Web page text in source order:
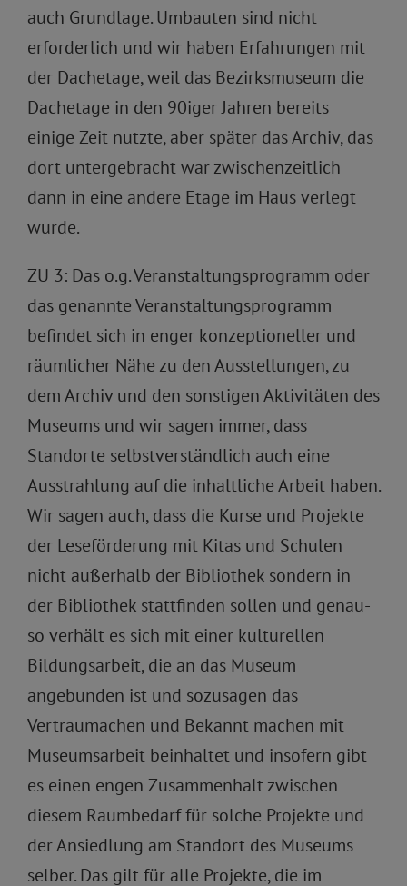
auch Grundlage. Umbauten sind nicht
erforderlich und wir haben Erfahrungen mit
der Dachetage, weil das Bezirksmuseum die
Dachetage in den 90iger Jahren bereits
einige Zeit nutzte, aber später das Archiv, das
dort untergebracht war zwischenzeitlich
dann in eine andere Etage im Haus verlegt
wurde.
ZU 3: Das o.g. Veranstaltungsprogramm oder
das genannte Veranstaltungsprogramm
befindet sich in enger konzeptioneller und
räumlicher Nähe zu den Ausstellungen, zu
dem Archiv und den sonstigen Aktivitäten des
Museums und wir sagen immer, dass
Standorte selbstverständlich auch eine
Ausstrahlung auf die inhaltliche Arbeit haben.
Wir sagen auch, dass die Kurse und Projekte
der Leseförderung mit Kitas und Schulen
nicht außerhalb der Bibliothek sondern in
der Bibliothek stattfinden sollen und genau-
so verhält es sich mit einer kulturellen
Bildungsarbeit, die an das Museum
angebunden ist und sozusagen das
Vertraumachen und Bekannt machen mit
Museumsarbeit beinhaltet und insofern gibt
es einen engen Zusammenhalt zwischen
diesem Raumbedarf für solche Projekte und
der Ansiedlung am Standort des Museums
selber. Das gilt für alle Projekte, die im